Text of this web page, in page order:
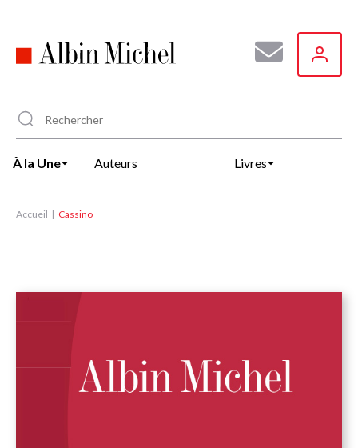
principal
À la Une Auteurs Livres
Accueil Cassino